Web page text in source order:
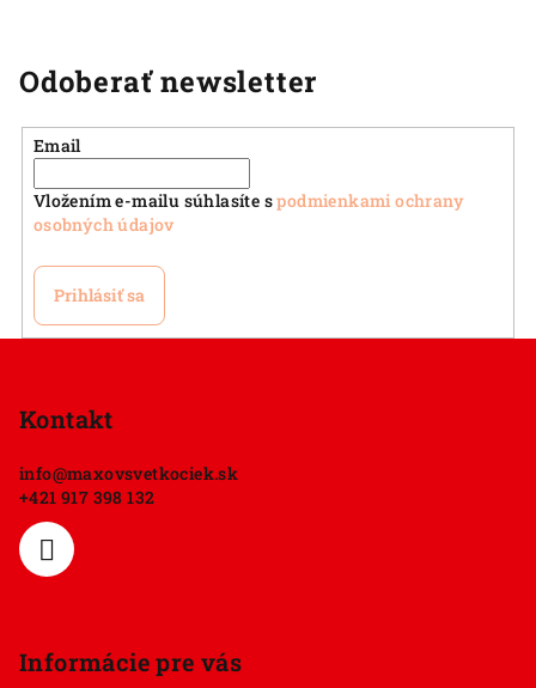
Odoberať newsletter
Email
Vložením e-mailu súhlasíte spodmienkami ochrany
osobných údajov
Prihlásiť sa
Kontakt
info@maxovsvetkociek.sk
+421 917 398 132
Informácie pre vás